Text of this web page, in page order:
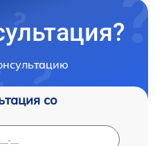
со